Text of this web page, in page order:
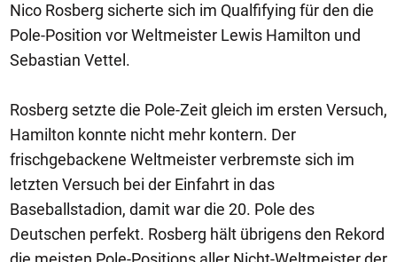
Nico Rosberg sicherte sich im Qualfifying für den die
Pole-Position vor Weltmeister Lewis Hamilton und
Sebastian Vettel.
Rosberg setzte die Pole-Zeit gleich im ersten Versuch,
Hamilton konnte nicht mehr kontern. Der
frischgebackene Weltmeister verbremste sich im
letzten Versuch bei der Einfahrt in das
Baseballstadion, damit war die 20. Pole des
Deutschen perfekt. Rosberg hält übrigens den Rekord